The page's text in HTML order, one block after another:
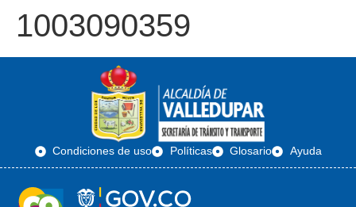
1003090359
Condiciones de uso Políticas Glosario Ayuda